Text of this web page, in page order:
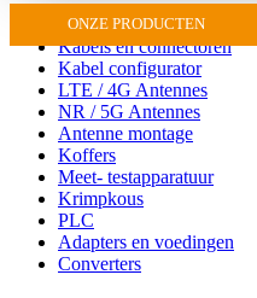
ONZE PRODUCTEN
Antenne
Kabels en connectoren
Kabel configurator
LTE / 4G Antennes
NR / 5G Antennes
Antenne montage
Koffers
Meet- testapparatuur
Krimpkous
PLC
Adapters en voedingen
Converters